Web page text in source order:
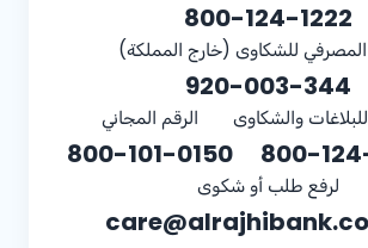
800-124-1222
المصرفي للشكاوى (خارج المملكة)
920-003-344
والشكاوى
800-
الرقم المجاني
800-101-0150
لرفع طلب أو شكوى